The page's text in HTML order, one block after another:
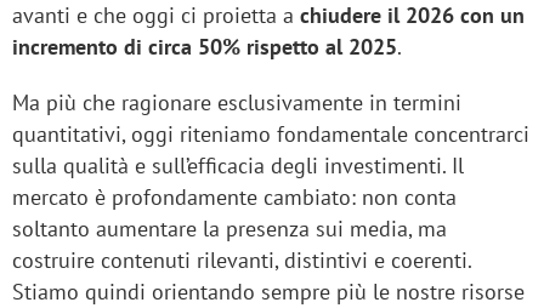
avanti e che oggi ci proietta a chiudere il 2026 con un
incremento di circa 50% rispetto al 2025.
Ma più che ragionare esclusivamente in termini
quantitativi, oggi riteniamo fondamentale concentrarci
sulla qualità e sull’efficacia degli investimenti. Il
mercato è profondamente cambiato: non conta
soltanto aumentare la presenza sui media, ma
costruire contenuti rilevanti, distintivi e coerenti.
Stiamo quindi orientando sempre più le nostre risorse